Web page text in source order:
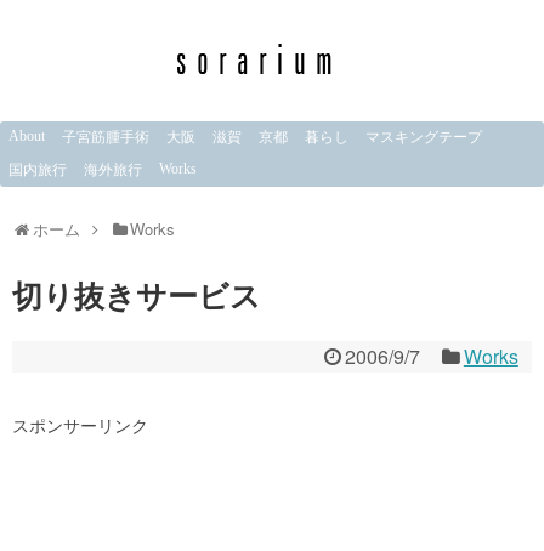
About 子宮筋腫手術 大阪 滋賀 京都 暮らし
マスキングテープ
国内旅行
海外旅行 Works
ホーム Works
切り抜きサービス
2006/9/7 Works
スポンサーリンク